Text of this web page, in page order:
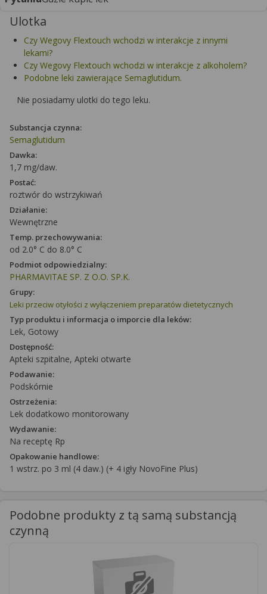
Ulotka
Czy Wegovy Flextouch wchodzi w interakcje z innymi
lekami?
Czy Wegovy Flextouch wchodzi w interakcje z alkoholem?
Podobne leki zawierające Semaglutidum.
Nie posiadamy ulotki do tego leku.
Substancja czynna:
Semaglutidum
Dawka:
1,7 mg/daw.
Postać:
roztwór do wstrzykiwań
Działanie:
Wewnętrzne
Temp. przechowywania:
od 2.0° C do 8.0° C
Podmiot odpowiedzialny:
PHARMAVITAE SP. Z O.O. SP.K.
Grupy:
Leki przeciw otyłości z wyłączeniem preparatów dietetycznych
Typ produktu i informacja o imporcie dla leków:
Lek, Gotowy
Dostępność:
Apteki szpitalne, Apteki otwarte
Podawanie:
Podskórnie
Ostrzeżenia:
Lek dodatkowo monitorowany
Wydawanie:
Na receptę Rp
Opakowanie handlowe:
1 wstrz. po 3 ml (4 daw.) (+ 4 igły NovoFine Plus)
Podobne produkty z tą samą substancją
czynną